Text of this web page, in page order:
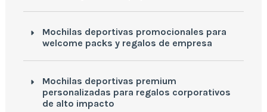
Mochilas deportivas promocionales para
welcome packs y regalos de empresa
Mochilas deportivas premium
personalizadas para regalos corporativos
de alto impacto